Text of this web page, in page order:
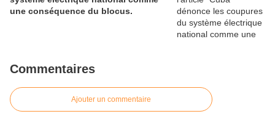
une conséquence du blocus.
Commentaires
Ajouter un commentaire